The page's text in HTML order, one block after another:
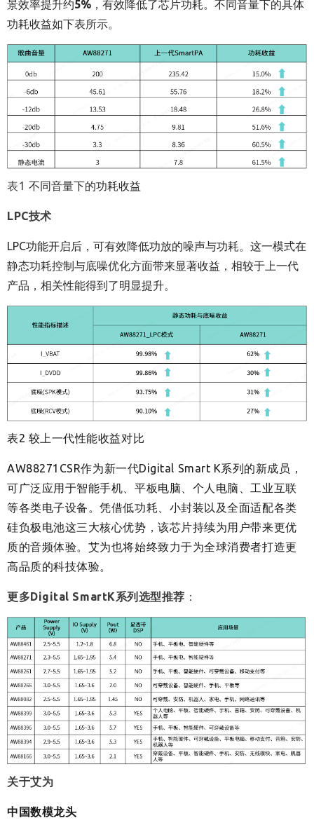
景效率提升约5% ，有效降低了芯片功耗。不同音量下的具体
功耗收益如下表所示。
表1 不同音量下的功耗收益
LPC技术
LPC功能开启后，可有效降低功放的噪声与功耗。这一模式在
静态功耗控制与底噪优化方面带来显著收益，相较于上一代
产品，相关性能得到了明显提升。
表2 较上一代性能收益对比
AW88271CSR作为新一代Digital Smart K系列的新成员，
可广泛应用于智能手机、平板电脑、个人电脑、工业互联
等各类电子设备。凭借低功耗、小封装以及全面适配各类
硅负极电池这三大核心优势，该芯片持续为用户带来更优
质的音频体验。艾为也将始终致力于为全球消费者打造更
高品质的科技体验。
更多Digital SmartK系列选型推荐 ：
关于艾为
中国数模龙头